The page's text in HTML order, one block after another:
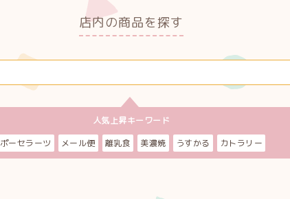
店内の商品を探す
人気上昇キーワード
ポーセラーツ
メール便 離乳食 美濃焼 うすかる カトラリー